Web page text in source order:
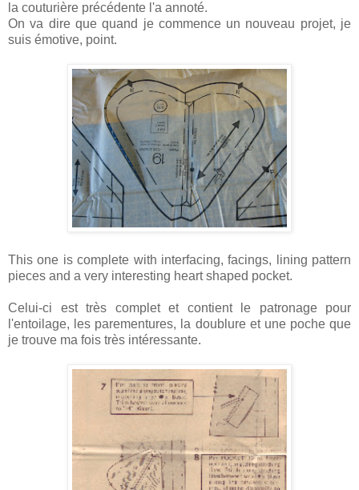
la couturière précédente l'a annoté.
On va dire que quand je commence un nouveau projet, je
suis émotive, point.
This one is complete with interfacing, facings, lining pattern
pieces and a very interesting heart shaped pocket.
Celui-ci est très complet et contient le patronage pour
l'entoilage, les parementures, la doublure et une poche que
je trouve ma fois très intéressante.